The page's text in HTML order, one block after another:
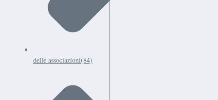
delle associazioni(84)